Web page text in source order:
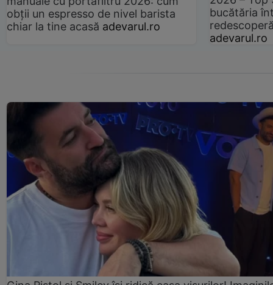
obții un espresso de nivel barista
chiar la tine acasă adevarul.ro
bucătăria
adevarul.ro